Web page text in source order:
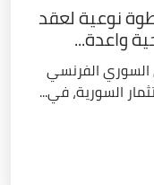
نوعية لعقد
واعدة...
السوري الفرنسي
السورية، في...